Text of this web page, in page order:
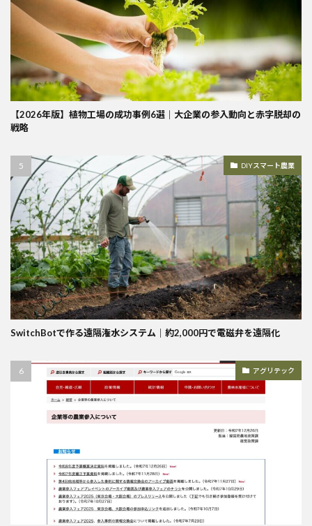
【2026年版】植物工場の成功事例6選｜大企業の参入動向と赤字脱却の
戦略
DIYスマート農業
SwitchBotで作る遠隔潅水システム｜約2,000円で電磁弁を遠隔化
アグリテック